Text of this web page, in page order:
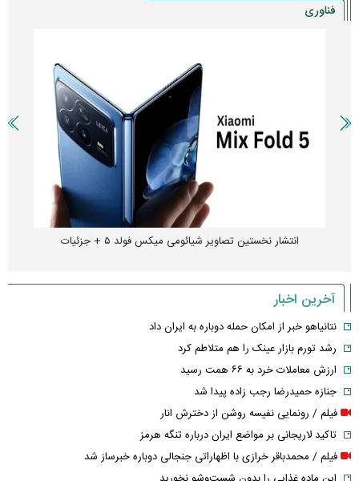
فناوری
انتشار نخستین تصاویر شیائومی میکس فولد ۵ + جزئیات
آخرین اخبار
نتانیاهو خبر از امکان حمله دوباره به ایران داد
رشد تورم بازار عینک را هم متلاطم کرد
ارزش معاملات خرد به ۶۶ همت رسید
جنازه حمیدرضا رجب زاده پیدا شد
فیلم / رونمایی نفیسه روشن از دخترش انار
تاکید لاریجانی بر مواضع ایران درباره تنگه هرمز
فیلم / محمدباقر خرازی با اظهاراتی جنجالی دوباره خبرساز شد